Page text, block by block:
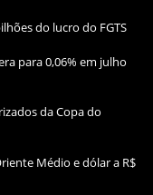
do lucro do FGTS
para 0,06% em julho
da Copa do
Médio e dólar a R$